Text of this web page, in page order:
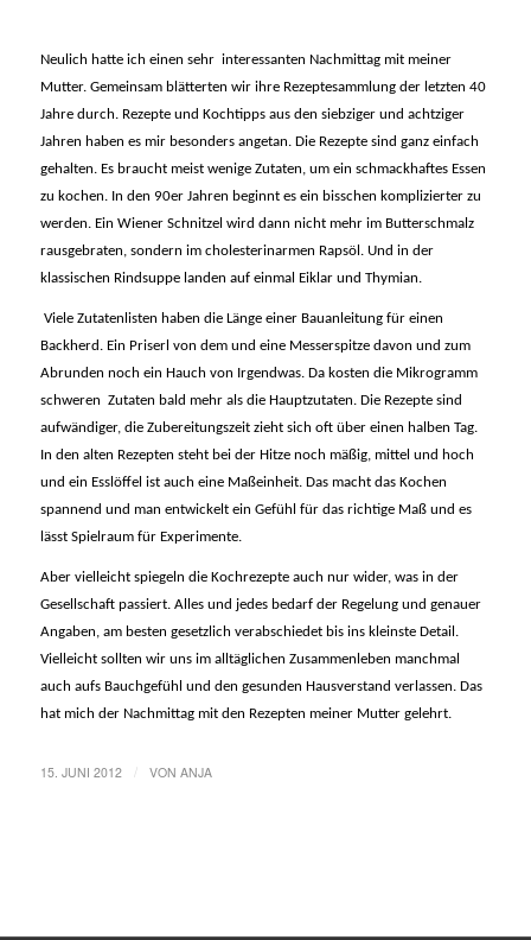
Neulich hatte ich einen sehr interessanten Nachmittag mit meiner
Mutter. Gemeinsam blätterten wir ihre Rezeptesammlung der letzten 40
Jahre durch. Rezepte und Kochtipps aus den siebziger und achtziger
Jahren haben es mir besonders angetan. Die Rezepte sind ganz einfach
gehalten. Es braucht meist wenige Zutaten, um ein schmackhaftes Essen
zu kochen. In den 90er Jahren beginnt es ein bisschen komplizierter zu
werden. Ein Wiener Schnitzel wird dann nicht mehr im Butterschmalz
rausgebraten, sondern im cholesterinarmen Rapsöl. Und in der
klassischen Rindsuppe landen auf einmal Eiklar und Thymian.
Viele Zutatenlisten haben die Länge einer Bauanleitung für einen
Backherd. Ein Priserl von dem und eine Messerspitze davon und zum
Abrunden noch ein Hauch von Irgendwas. Da kosten die Mikrogramm
schweren Zutaten bald mehr als die Hauptzutaten. Die Rezepte sind
aufwändiger, die Zubereitungszeit zieht sich oft über einen halben Tag.
In den alten Rezepten steht bei der Hitze noch mäßig, mittel und hoch
und ein Esslöffel ist auch eine Maßeinheit. Das macht das Kochen
spannend und man entwickelt ein Gefühl für das richtige Maß und es
lässt Spielraum für Experimente.
Aber vielleicht spiegeln die Kochrezepte auch nur wider, was in der
Gesellschaft passiert. Alles und jedes bedarf der Regelung und genauer
Angaben, am besten gesetzlich verabschiedet bis ins kleinste Detail.
Vielleicht sollten wir uns im alltäglichen Zusammenleben manchmal
auch aufs Bauchgefühl und den gesunden Hausverstand verlassen. Das
hat mich der Nachmittag mit den Rezepten meiner Mutter gelehrt.
15. JUNI 2012 VON ANJA